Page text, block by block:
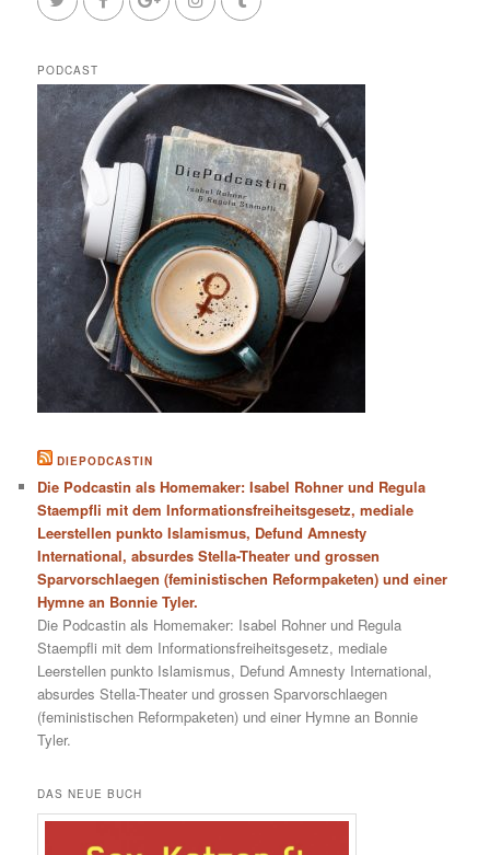
PODCAST
DIEPODCASTIN
Die Podcastin als Homemaker: Isabel Rohner und Regula
Staempfli mit dem Informationsfreiheitsgesetz, mediale
Leerstellen punkto Islamismus, Defund Amnesty
International, absurdes Stella-Theater und grossen
Sparvorschlaegen (feministischen Reformpaketen) und einer
Hymne an Bonnie Tyler.
Die Podcastin als Homemaker: Isabel Rohner und Regula
Staempfli mit dem Informationsfreiheitsgesetz, mediale
Leerstellen punkto Islamismus, Defund Amnesty International,
absurdes Stella-Theater und grossen Sparvorschlaegen
(feministischen Reformpaketen) und einer Hymne an Bonnie
Tyler.
DAS NEUE BUCH